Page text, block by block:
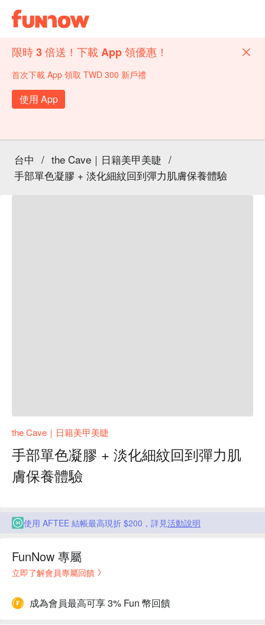
限時 3 倍送！下載 App 領優惠！
首次下載 App 領取 TWD 300 新戶禮
使用 App
台中 / the Cave｜日籍美甲美睫 /
手部單色凝膠 + 淡化細紋回到彈力肌膚保養體驗
the Cave｜日籍美甲美睫
手部單色凝膠 + 淡化細紋回到彈力肌
膚保養體驗
使用 AFTEE 結帳最高現折 $200，詳見活動說明
FunNow 專屬
立即了解會員專屬回饋
成為會員最高可享 3% Fun 幣回饋